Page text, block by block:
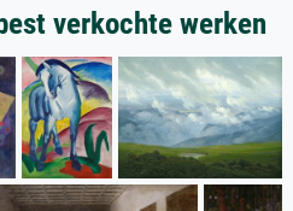
verkochte werken